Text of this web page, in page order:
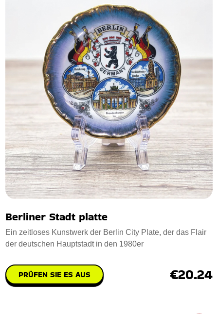
Berliner Stadt platte
Ein zeitloses Kunstwerk der Berlin City Plate, der das Flair
der deutschen Hauptstadt in den 1980er
PRÜFEN SIE ES AUS €20.24